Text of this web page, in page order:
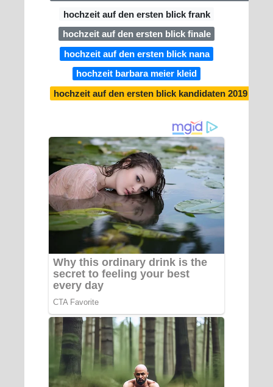
hochzeit auf den ersten blick frank
hochzeit auf den ersten blick finale
hochzeit auf den ersten blick nana
hochzeit barbara meier kleid
hochzeit auf den ersten blick kandidaten 2019 cindy